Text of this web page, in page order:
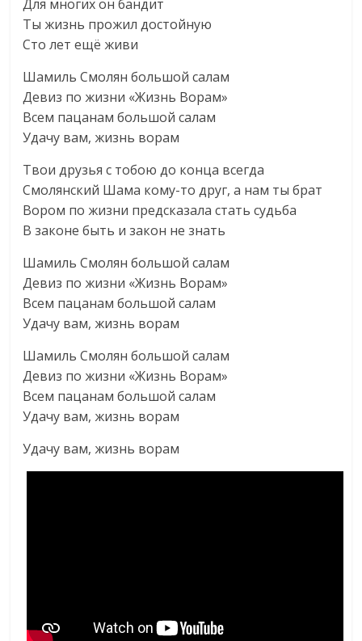
Для многих он бандит
Ты жизнь прожил достойную
Сто лет ещё живи
Шамиль Смолян большой салам
Девиз по жизни «Жизнь Ворам»
Всем пацанам большой салам
Удачу вам, жизнь ворам
Твои друзья с тобою до конца всегда
Смолянский Шама кому-то друг, а нам ты брат
Вором по жизни предсказала стать судьба
В законе быть и закон не знать
Шамиль Смолян большой салам
Девиз по жизни «Жизнь Ворам»
Всем пацанам большой салам
Удачу вам, жизнь ворам
Шамиль Смолян большой салам
Девиз по жизни «Жизнь Ворам»
Всем пацанам большой салам
Удачу вам, жизнь ворам
Удачу вам, жизнь ворам